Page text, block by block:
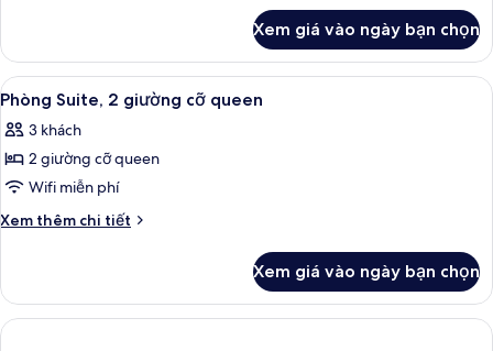
cỡ
king
Phòng
Suite,
1
giường
cỡ
king
Xem giá vào ngày bạn chọn
Xem
tất
cả
ảnh
Phòng
Suite,
cỡ
queen
Phòng Suite, 2 giường cỡ queen |
8
Phòng Suite, 2 giường cỡ queen
3 khách
2 giường cỡ queen
Wifi miễn phí
Xem thêm chi tiết
Chi
Phòng
Suite,
2
Xem giá vào ngày bạn chọn